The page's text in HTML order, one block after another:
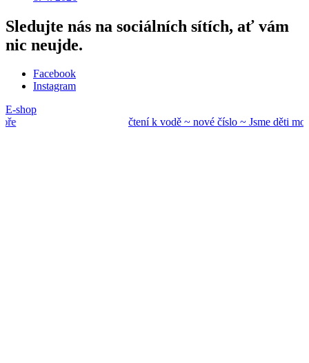
Sledujte nás na sociálních sítích, ať vám
nic neujde.
Facebook
Instagram
E-shop
čtení k vodě ~ novéčíslo ~ Jsme děti moře